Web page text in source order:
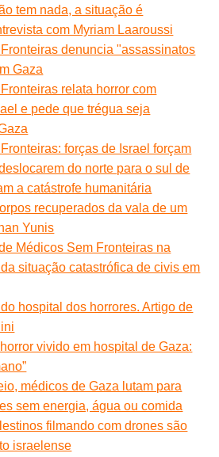
tem nada, a situação é
com Myriam Laaroussi
denuncia "assassinatos
Gaza
relata horror com
e pede que trégua seja
forças de Israel forçam
do norte para o sul de
a catástrofe humanitária
recuperados da vala de um
Yunis
Médicos Sem Fronteiras na
situação catastrófica de civis em
hospital dos horrores. Artigo de
vivido em hospital de Gaza:
médicos de Gaza lutam para
sem energia, água ou comida
filmando com drones são
israelense